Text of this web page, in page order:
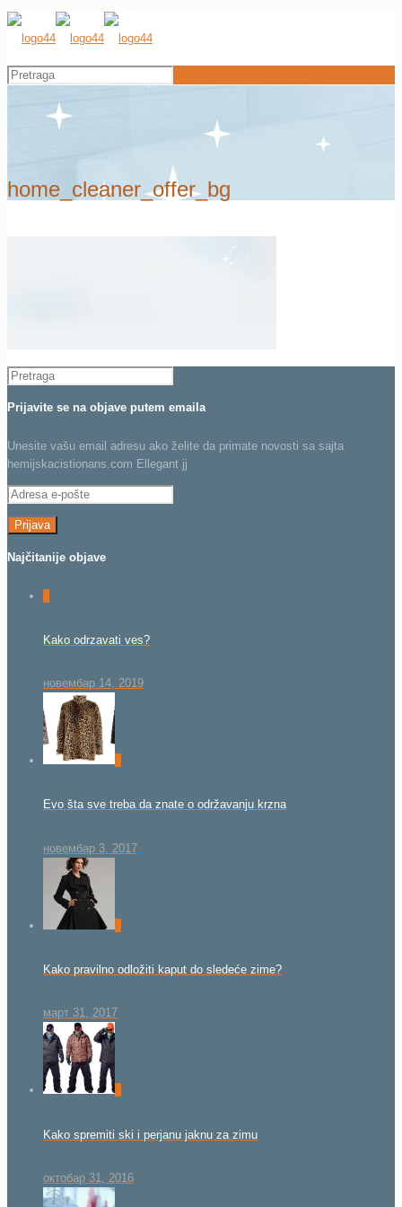
home_cleaner_offer_bg
Prijavite se na objave putem emaila
Unesite vašu email adresu ako želite da primate novosti sa sajta
hemijskacistionans.com Ellegant jj
Adresa
pošte
Najčitanije objave
Kako odrzavati ves?
новембар 14, 2019
Evo šta sve treba da znate o održavanju krzna
новембар 3, 2017
Kako pravilno odložiti kaput do sledeće zime?
март 31, 2017
Kako spremiti ski i perjanu jaknu za zimu
октобар 31, 2016